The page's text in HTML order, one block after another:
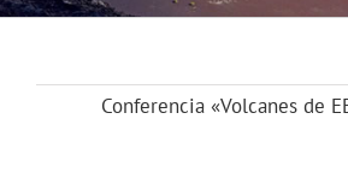
Conferencia «Volcanes de